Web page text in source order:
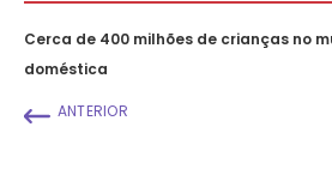
Cerca de 400 milhões de crianças no
doméstica
ANTERIOR